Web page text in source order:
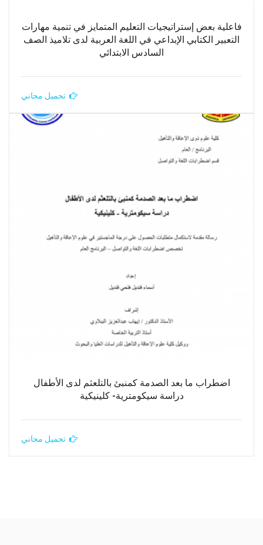
فاعلية بعض إستراتيجيات التعليم المتمايز في تنمية مهارات
التعبير الكتابي الإبداعي في اللغة العربية لدى تلاميذ الصف
السادس الابتدائي
تحميل مجاني
اضطراب ما بعد الصدمة كمنبئ بالتلعثم لدى الأطفال
دراسة سيكومترية- كلينيكية
تحميل مجاني